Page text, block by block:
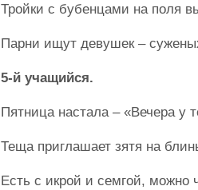
Тройки с бубенцами на поля
Парни ищут девушек –
5-й учащийся.
Пятница настала – «Вечера у
Теща приглашает зятя на
Есть с икрой и семгой, можно